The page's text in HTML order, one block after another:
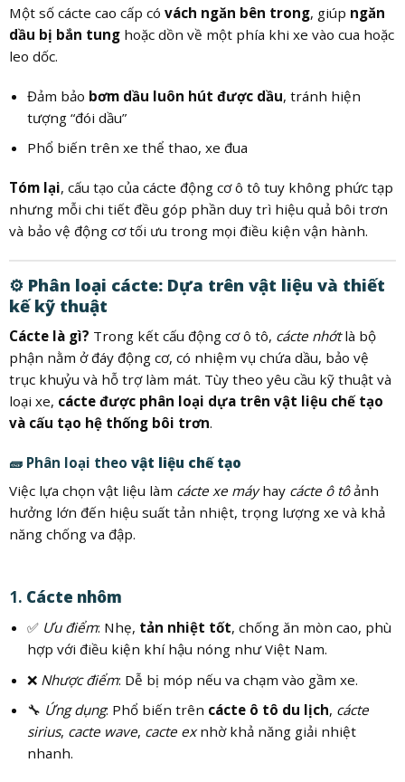
Một số cácte cao cấp có vách ngăn bên trong, giúp ngăn
dầu bị bắn tunghoặc dồn về một phía khi xe vào cua hoặc
leo dốc.
Đảm bảo bơm dầu luôn hút được dầu, tránh hiện
tượng “đói dầu”
Phổ biến trên xe thể thao, xe đua
Tóm lại, cấu tạo của cácte động cơ ô tô tuy không phức tạp
nhưng mỗi chi tiết đều góp phần duy trì hiệu quả bôi trơn
và bảo vệ động cơ tối ưu trong mọi điều kiện vận hành.
⚙️ Phân loại cácte: Dựa trên vật liệu và thiết
kế kỹ thuật
Cácte là gì? Trong kết cấu động cơ ô tô, cácte nhớtlà bộ
phận nằm ở đáy động cơ, có nhiệm vụ chứa dầu, bảo vệ
trục khuỷu và hỗ trợ làm mát. Tùy theo yêu cầu kỹ thuật và
loại xe, cácte được phân loại dựa trên vật liệu chế tạo
và cấu tạo hệ thống bôi trơn.
🧱 Phân loại theo vật liệu chế tạo
Việc lựa chọn vật liệu làm cácte xe máyhay cácte ô tôảnh
hưởng lớn đến hiệu suất tản nhiệt, trọng lượng xe và khả
năng chống va đập.
1. Cácte nhôm
✅ Ưu điểm: Nhẹ, tản nhiệt tốt, chống ăn mòn cao, phù
hợp với điều kiện khí hậu nóng như Việt Nam.
❌ Nhược điểm: Dễ bị móp nếu va chạm vào gầm xe.
🔧 Ứng dụng: Phổ biến trên cácte ô tô du lịch, cácte
sirius, cacte wave, cacte exnhờ khả năng giải nhiệt
nhanh.